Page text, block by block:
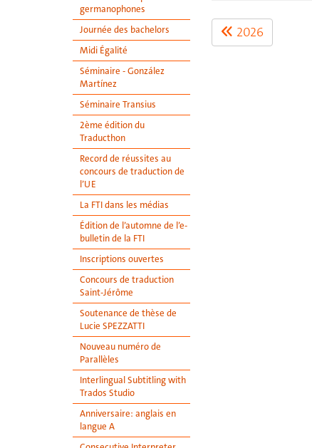
germanophones
Journée des bachelors
Midi Égalité
Séminaire - González
Martínez
Séminaire Transius
2ème édition du
Traducthon
Record de réussites au
concours de traduction de
l’UE
La FTI dans les médias
Édition de l’automne de l’e-
bulletin de la FTI
Inscriptions ouvertes
Concours de traduction
Saint-Jérôme
Soutenance de thèse de
Lucie SPEZZATTI
Nouveau numéro de
Parallèles
Interlingual Subtitling with
Trados Studio
Anniversaire: anglais en
langue A
2026